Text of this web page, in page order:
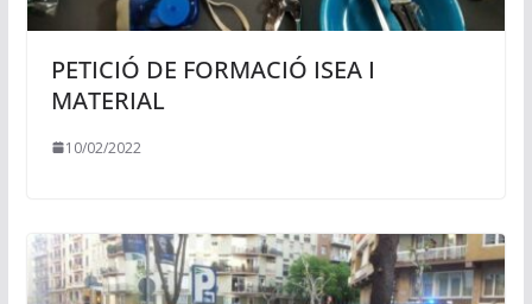
PETICIÓ DE FORMACIÓ ISEA I
MATERIAL
10/02/2022